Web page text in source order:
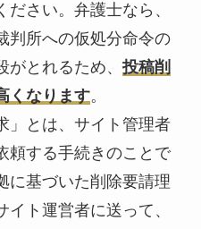
さい。弁護士なら、
判所への仮処分命令の
とれるため、 投稿削
くなります。
」とは、サイト管理者
頼する手続きのことで
に基づいた削除要請理
ト運営者に送って、